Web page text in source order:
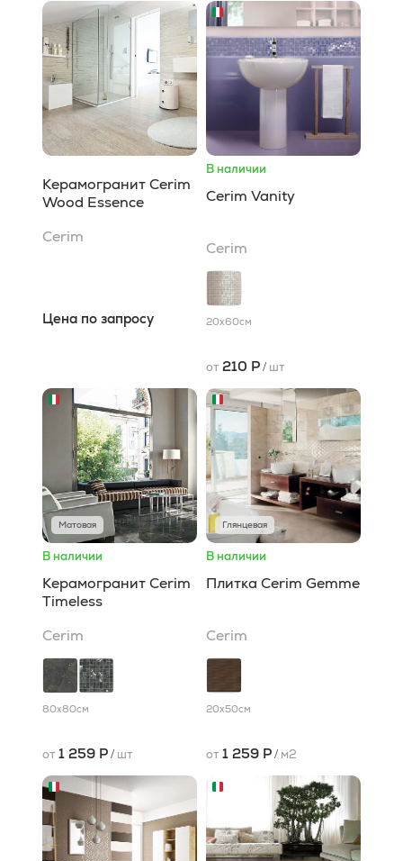
Керамогранит Cerim
Wood Essence
Cerim
Цена по запросу
В наличии
Cerim Vanity
Cerim
20x60см
от 210 Р/ шт
Матовая
В наличии
Керамогранит Cerim
Timeless
Cerim
80x80см
от 1 259 Р/ шт
Глянцевая
В наличии
Плитка Cerim Gemme
Cerim
20x50см
от 1 259 Р/ м2